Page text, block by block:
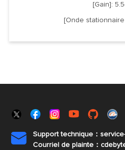
[Gain]:
[Onde stationnaire

Support technique：
Courriel de plainte：